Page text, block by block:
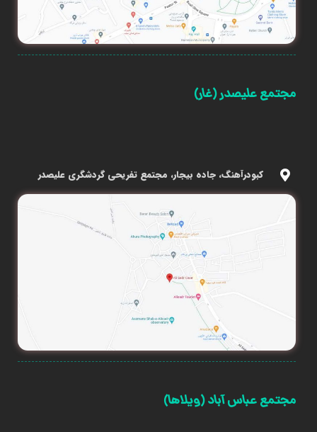
مجتمع علیصدر (غار)
کبودرآهنگ، جاده بیجار، مجتمع تفریحی گردشگری علیصدر
مجتمع عباس آباد (ویلاها)